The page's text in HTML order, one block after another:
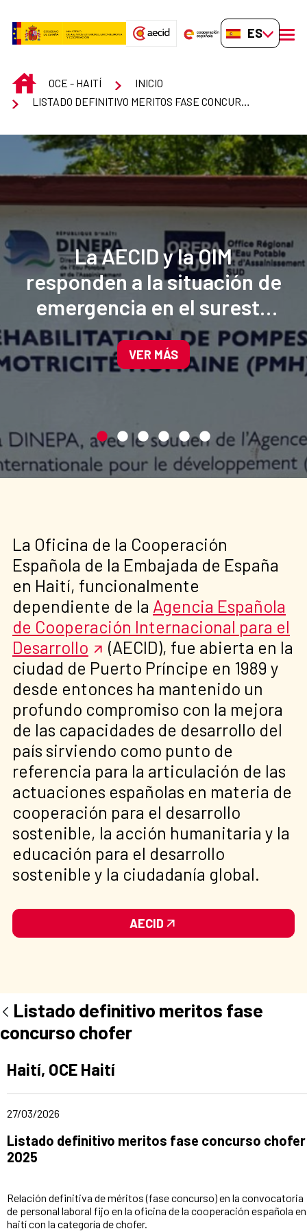
ES-ES
INICIOOCE - HAITÍ
INICIO
La AECID y la OIM
responden a la situación de
emergencia en el sureste
de Haití para mejorar el
acceso al agua potable.
VER MÁS
La Oficina de la Cooperación
Española de la Embajada de España
en Haití, funcionalmente
dependiente de la Agencia Española
de Cooperación Internacional para el
Desarrollo
(AECID), fue abierta en la
ciudad de Puerto Príncipe en 1989 y
desde entonces ha mantenido un
profundo compromiso con la mejora
de las capacidades de desarrollo del
país sirviendo como punto de
referencia para la articulación de las
actuaciones españolas en materia de
cooperación para el desarrollo
sostenible, la acción humanitaria y la
educación para el desarrollo
sostenible y la ciudadanía global.
AECID
Listado definitivo meritos fase
concurso chofer
Apartado del anuncio:
Haití, OCE Haití
Fecha de publicación de la noticia
27/03/2026
Título del anuncio:
Listado definitivo meritos fase concurso chofer
2025
Relación definitiva de méritos (fase concurso) en la convocatoria
de personal laboral fijo en la oficina de la cooperación española en
haití con la categoría de chofer.